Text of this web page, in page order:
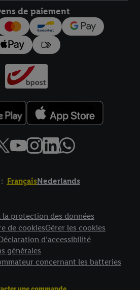
de paiement
FrançaisNederlands
protection des données
de cookiesGérer les cookies
d’accessibilité
générales
concernant les batteries